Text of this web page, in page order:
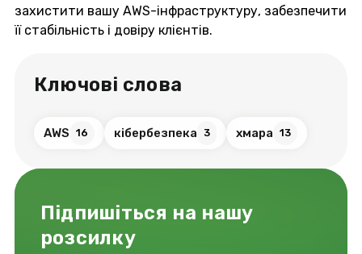
захистити вашу AWS-інфраструктуру, забезпечити
її стабільність і довіру клієнтів.
Ключові слова
AWS 16 кібербезпека 3 хмара 13
Підпишіться на нашу
розсилку